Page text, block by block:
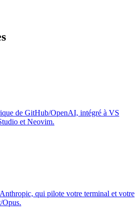
de GitHub/OpenAI, intégré à VS
et Neovim.
qui pilote votre terminal et votre
Opus.